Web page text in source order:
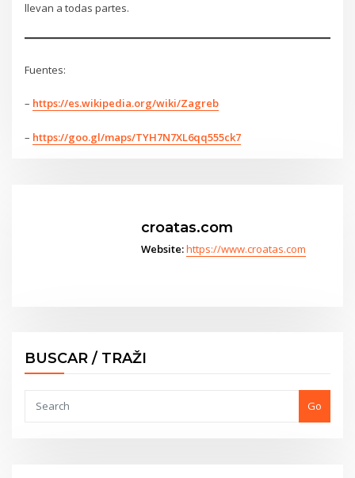
llevan a todas partes.
Fuentes:
– https://es.wikipedia.org/wiki/Zagreb
– https://goo.gl/maps/TYH7N7XL6qq555ck7
croatas.com
Website:https://www.croatas.com
BUSCAR / TRAŽI
Go